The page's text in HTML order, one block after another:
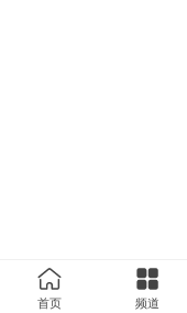
首页 频道